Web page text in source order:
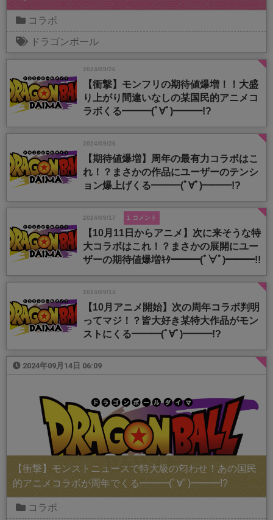
コラボ
ドラゴンボール
2024/09/26
【衝撃】モンフリの期待値爆増！！大盛
り上がり間違いなしの某国民的アニメコ
ラボくる━━━(ﾟ∀ﾟ)━━━!?
2024/09/26
【期待値爆増】周年の最有力コラボはこ
れ！？まさかの作品にユーザーのテンシ
ョン爆上げくる━━━(ﾟ∀ﾟ)━━━!?
2024/09/17 1 コメント
【10月11日からアニメ】次に来そうな特
大コラボはこれ！？まさかの展開にユー
ザーの期待値爆増ｷﾀ━━━(ﾟ∀ﾟ)━━━!!
2024/09/14
【10月アニメ開始】次の周年コラボ判明
ってマジ！？皆大好き某特大作品がモン
ストにくる━━━(ﾟ∀ﾟ)━━━!?
2024年09月14日 06:09
【衝撃】モンストニュースで特大級の匂わせ！あの国民
的アニメコラボが周年でくる━━━(ﾟ∀ﾟ)━━━!?
コラボ